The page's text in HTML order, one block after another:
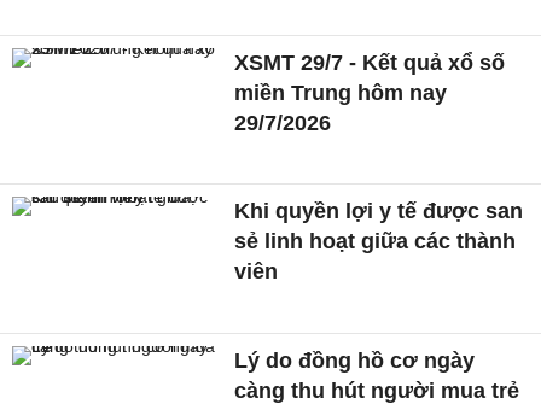
XSMT 29/7 - Kết quả xổ số
miền Trung hôm nay
29/7/2026
Khi quyền lợi y tế được san
sẻ linh hoạt giữa các thành
viên
Lý do đồng hồ cơ ngày
càng thu hút người mua trẻ